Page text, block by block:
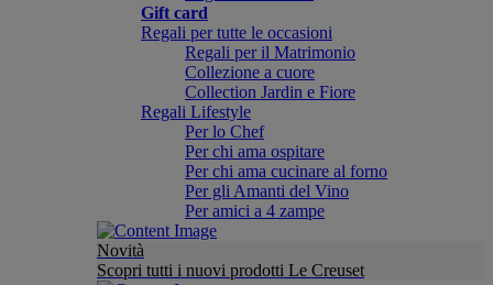
Gift card
Regali per tutte le occasioni
Regali per il Matrimonio
Collezione a cuore
Collection Jardin e Fiore
Regali Lifestyle
Per lo Chef
Per chi ama ospitare
Per chi ama cucinare al forno
Per gli Amanti del Vino
Per amici a 4 zampe
Novità
Scopri tutti i nuovi prodotti Le Creuset